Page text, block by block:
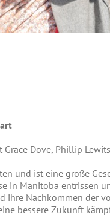
Dove, Phillip
und ist eine große
in Manitoba entrissen
Nachkommen der
bessere Zukunft